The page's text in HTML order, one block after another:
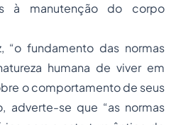
à manutenção do corpo
“o fundamento das normas
humana de viver em
o comportamento de seus
adverte-se que “as normas